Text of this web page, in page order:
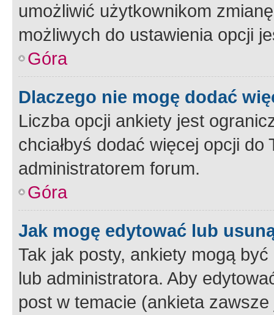
umożliwić użytkownikom
możliwych do ustawienia opcji
Góra
Dlaczego nie mogę dodać
Liczba opcji ankiety jest
chciałbyś dodać więcej opcji
administratorem forum.
Góra
Jak mogę edytować lub
Tak jak posty, ankiety mogą
lub administratora. Aby
post w temacie (ankieta